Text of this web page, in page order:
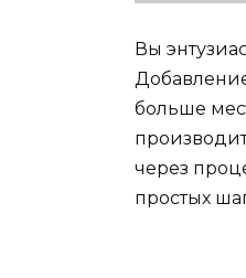
Вы
больше
через
простых